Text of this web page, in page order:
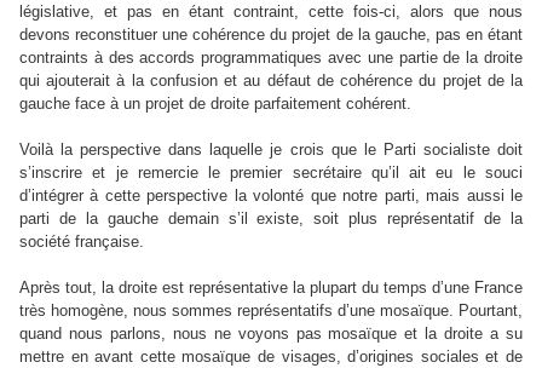
législative, et pas en étant contraint, cette fois-ci, alors que nous
devons reconstituer une cohérence du projet de la gauche, pas en étant
contraints à des accords programmatiques avec une partie de la droite
qui ajouterait à la confusion et au défaut de cohérence du projet de la
gauche face à un projet de droite parfaitement cohérent.
Voilà la perspective dans laquelle je crois que le Parti socialiste doit
s’inscrire et je remercie le premier secrétaire qu’il ait eu le souci
d’intégrer à cette perspective la volonté que notre parti, mais aussi le
parti de la gauche demain s’il existe, soit plus représentatif de la
société française.
Après tout, la droite est représentative la plupart du temps d’une France
très homogène, nous sommes représentatifs d’une mosaïque. Pourtant,
quand nous parlons, nous ne voyons pas mosaïque et la droite a su
mettre en avant cette mosaïque de visages, d’origines sociales et de